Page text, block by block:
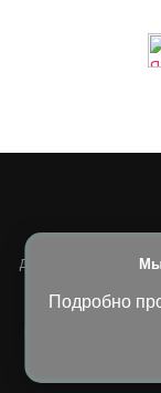
Подробно
Полное или
допускается
Blossom Diva |